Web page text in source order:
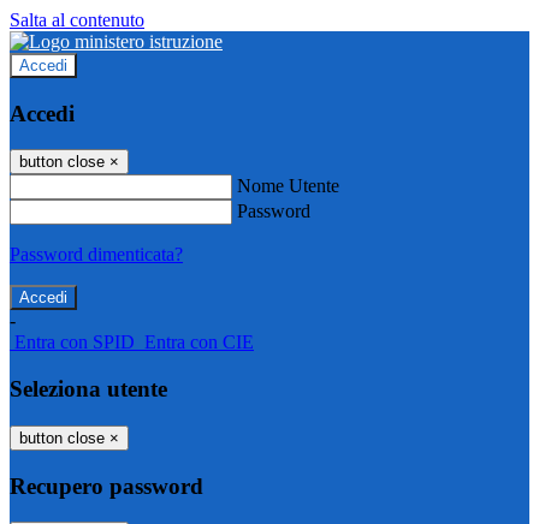
Salta al contenuto
Accedi
Accedi
button close ×
Nome Utente
Password
Password dimenticata?
-
Entra con SPID Entra con CIE
Seleziona utente
button close ×
Recupero password